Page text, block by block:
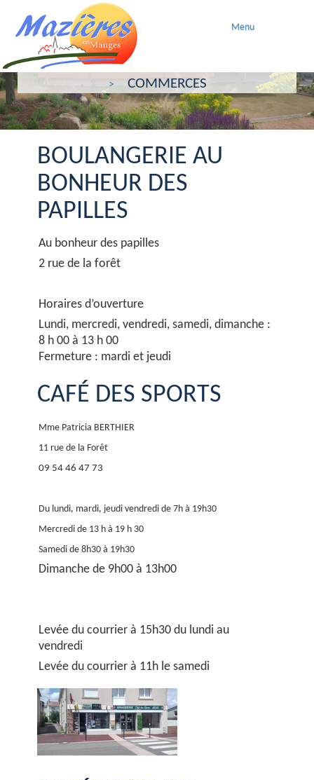
Menu
ACCUEIL
MAZIERES AU QUOTIDIEN
COMMERCES
BOULANGERIE AU
BONHEUR DES
PAPILLES
Au bonheur des papilles
2 rue de la forêt
Horaires d’ouverture
Lundi, mercredi, vendredi, samedi, dimanche :
8 h 00 à 13 h 00
Fermeture : mardi et jeudi
CAFÉ DES SPORTS
Mme Patricia BERTHIER
11 rue de la Forêt
09 54 46 47 73
Du lundi, mardi, jeudi vendredi de 7h à 19h30
Mercredi de 13 h à 19 h 30
Samedi de 8h30 à 19h30
Dimanche de 9h00 à 13h00
Levée du courrier à 15h30 du lundi au
vendredi
Levée du courrier à 11h le samedi